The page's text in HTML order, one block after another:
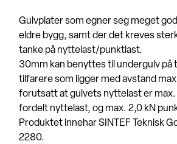
Gulvplater som egner seg meget
eldre bygg, samt der det kreves
tanke på nyttelast/punktlast.
30mm kan benyttes til undergulv på
tilfarere som ligger med avstand
forutsatt at gulvets nyttelast er
fordelt nyttelast, og max. 2,0 kN
Produktet innehar SINTEF Teknisk
2280.